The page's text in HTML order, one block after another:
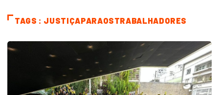
TAGS : JUSTIÇAPARAOSTRABALHADORES